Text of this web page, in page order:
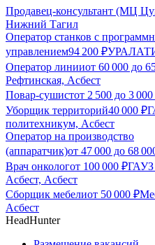
Продавец-консультант (МЦ
Нижний Тагил
Оператор станков с
управлением94 200 ₽
Оператор линииот 60 000 до
Рефтинская, Асбест
Повар-сушистот 2 500 до 3 000
Уборщик территорий40 000 ₽
политехникум, Асбест
Оператор на производство
(аппаратчик)от 47 000 до 68
Врач онкологот 100 000 ₽ГАУЗ
Асбест, Асбест
Сборщик мебелиот 50 000 ₽
Асбест
HeadHunter